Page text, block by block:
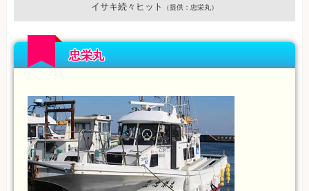
イサキ続々ヒット （提供：忠栄丸）
忠栄丸